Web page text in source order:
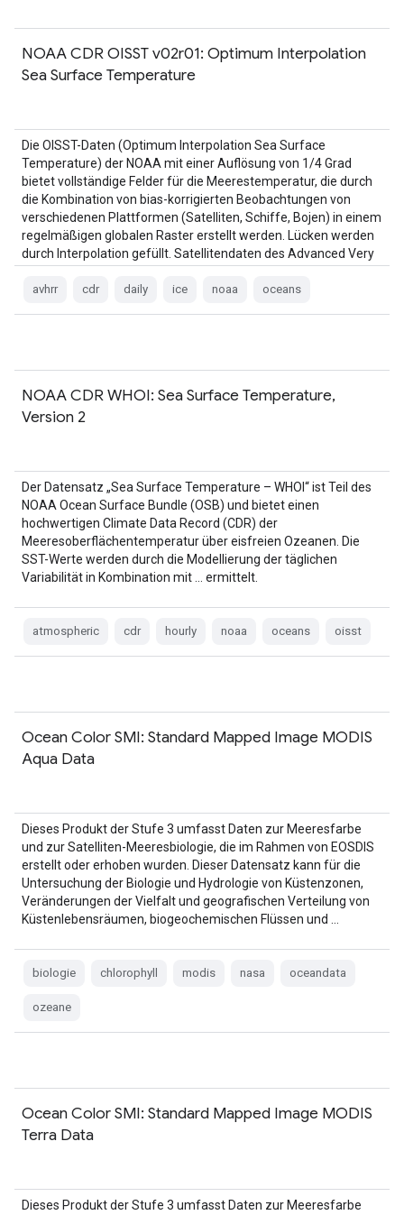
NOAA CDR OISST v02r01: Optimum Interpolation
Sea Surface Temperature
Die OISST-Daten (Optimum Interpolation Sea Surface
Temperature) der NOAA mit einer Auflösung von 1/4 Grad
bietet vollständige Felder für die Meerestemperatur, die durch
die Kombination von bias-korrigierten Beobachtungen von
verschiedenen Plattformen (Satelliten, Schiffe, Bojen) in einem
regelmäßigen globalen Raster erstellt werden. Lücken werden
durch Interpolation gefüllt. Satellitendaten des Advanced Very
avhrr cdr daily ice noaa oceans
NOAA CDR WHOI: Sea Surface Temperature,
Version 2
Der Datensatz „Sea Surface Temperature – WHOI“ ist Teil des
NOAA Ocean Surface Bundle (OSB) und bietet einen
hochwertigen Climate Data Record (CDR) der
Meeresoberflächentemperatur über eisfreien Ozeanen. Die
SST-Werte werden durch die Modellierung der täglichen
Variabilität in Kombination mit … ermittelt.
atmospheric cdr hourly noaa oceans oisst
Ocean Color SMI: Standard Mapped Image MODIS
Aqua Data
Dieses Produkt der Stufe 3 umfasst Daten zur Meeresfarbe
und zur Satelliten-Meeresbiologie, die im Rahmen von EOSDIS
erstellt oder erhoben wurden. Dieser Datensatz kann für die
Untersuchung der Biologie und Hydrologie von Küstenzonen,
Veränderungen der Vielfalt und geografischen Verteilung von
Küstenlebensräumen, biogeochemischen Flüssen und …
biologie chlorophyll modis nasa oceandata
ozeane
Ocean Color SMI: Standard Mapped Image MODIS
Terra Data
Dieses Produkt der Stufe 3 umfasst Daten zur Meeresfarbe